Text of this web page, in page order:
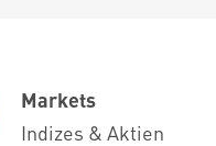
Markets
Indizes & Aktien